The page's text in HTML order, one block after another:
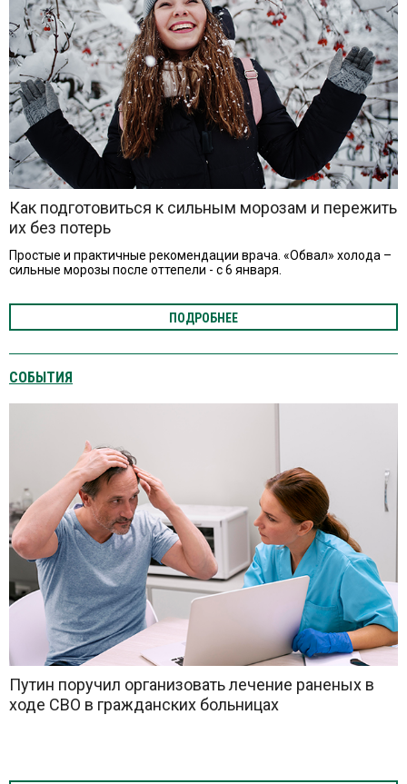
Как подготовиться к сильным морозам и пережить
их без потерь
Простые и практичные рекомендации врача. «Обвал» холода –
сильные морозы после оттепели - с 6 января.
ПОДРОБНЕЕ
СОБЫТИЯ
Путин поручил организовать лечение раненых в
ходе СВО в гражданских больницах